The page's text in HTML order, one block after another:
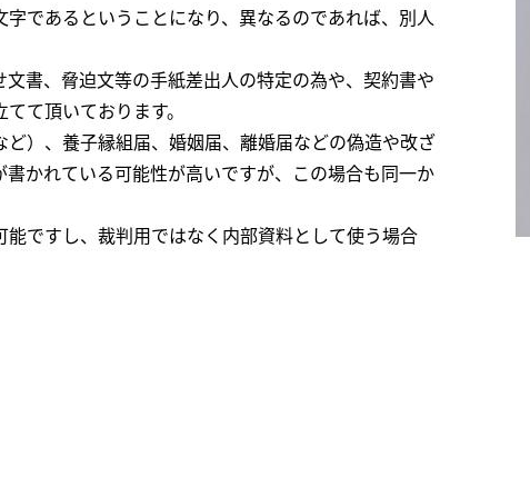
であるということになり、異なるのであれば、別人
書、脅迫文等の手紙差出人の特定の為や、契約書や
て頂いております。
）、養子縁組届、婚姻届、離婚届などの偽造や改ざ
かれている可能性が高いですが、この場合も同一か
ですし、裁判用ではなく内部資料として使う場合